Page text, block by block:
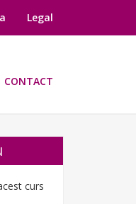
Legal
CONTACT
curs